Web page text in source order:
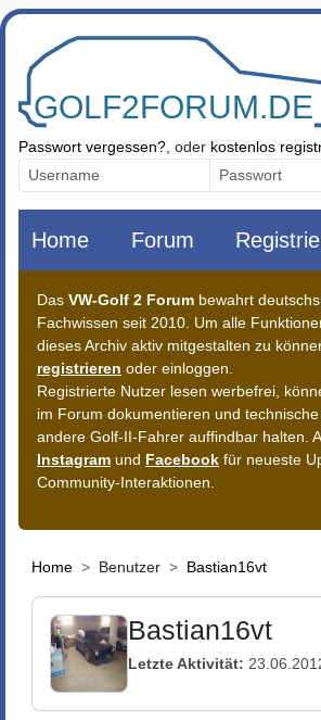
Zum Inhalt springen
Passwort vergessen? , oder kostenlos
Home Forum
Das VW-Golf 2 Forum bewahrt
Fachwissen seit 2010. Um alle
dieses Archiv aktiv mitgestalten zu
registrieren oder einloggen.
Registrierte Nutzer lesen werbefrei,
im Forum dokumentieren und
andere Golf-II-Fahrer auffindbar halten.
Instagram und Facebook für neueste
Community-Interaktionen.
Home Benutzer Bastian16vt
Bastian16vt
Letzte Aktivität: